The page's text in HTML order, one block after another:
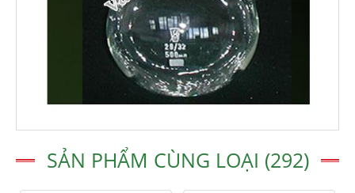
SẢN PHẨM CÙNG LOẠI (292)